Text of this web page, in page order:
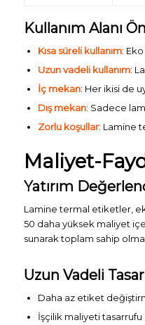
Kullanım Alanı
Kısa süreli kullanım:
Uzun vadeli kullanım:
İç mekan: Her ikisi de
Dış mekan: Sadece
Zorlu koşullar: Lamine
Maliyet-
Yatırım
Lamine termal etiketler,
50 daha yüksek maliyet
sunarak toplam sahip
Uzun Vadeli
Daha az etiket
İşçilik maliyeti tasarrufu